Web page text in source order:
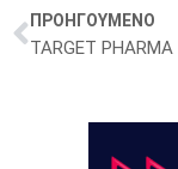
ΠΡΟΗΓΟΥΜΕΝΟ